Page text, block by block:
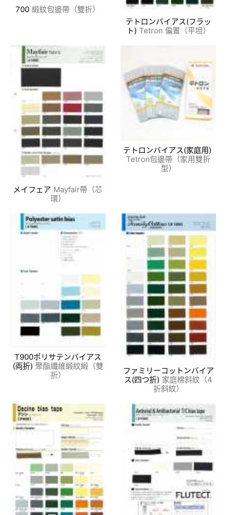
700 緞紋包邊帶（雙折）
テトロンバイアス(フラッ
ト) Tetron 偏置（平坦）
メイフェア Mayfair帶（芯
環）
テトロンバイアス(家庭用)
Tetron包邊帶（家用雙折
型）
T900ポリサテンバイアス
(両折) 聚酯纖維緞紋緞（雙
折）
ファミリーコットンバイア
ス(四つ折) 家庭棉斜紋（4
折斜紋）